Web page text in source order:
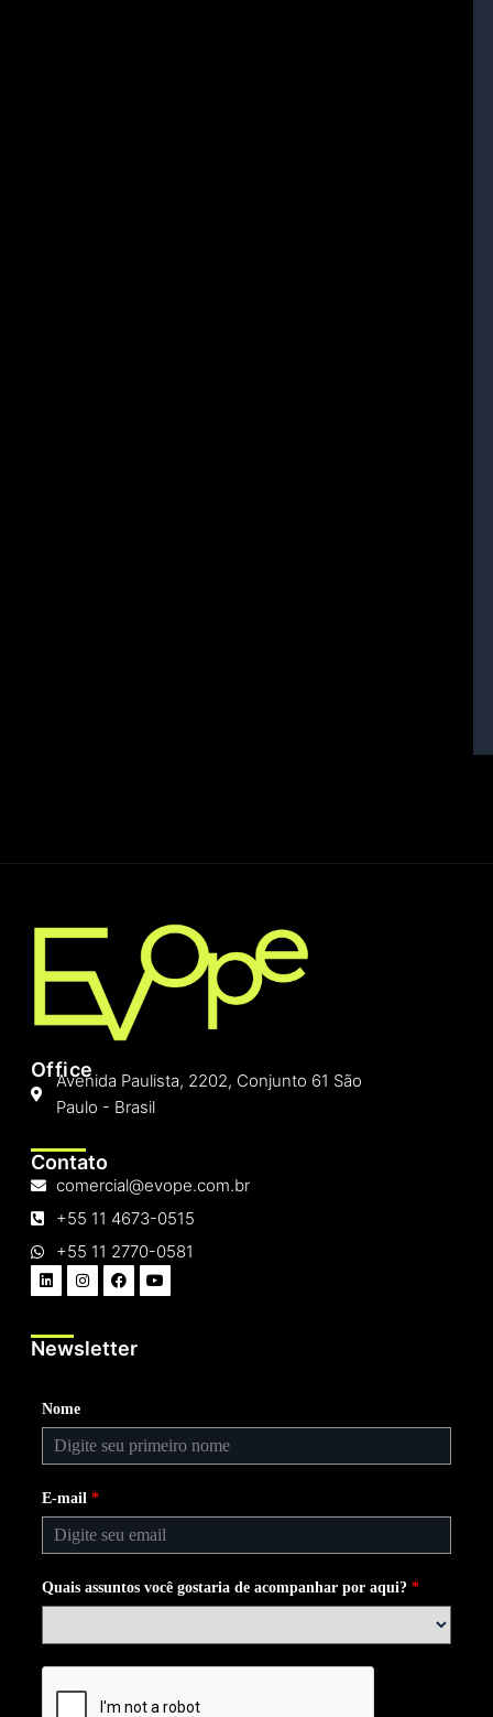
Office
Avenida Paulista, 2202, Conjunto 61 São
Paulo - Brasil
Contato
comercial@evope.com.br
+55 11 4673-0515
+55 11 2770-0581
Newsletter
Nome
E-mail *
Quais assuntos você gostaria de acompanhar por aqui? *